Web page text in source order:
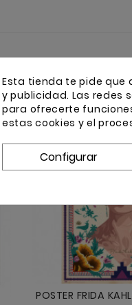
POSTER FRIDA
Esta tienda te pide que
y publicidad. Las redes
para ofrecerte
estas cookies y el
Configurar